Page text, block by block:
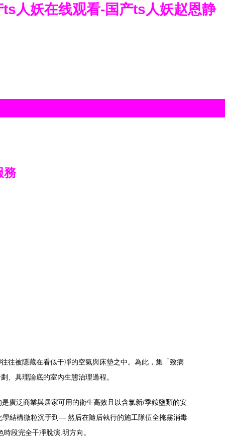
人妖在线观看-国产ts人妖赵恩静
務
往被隱藏在看似干凈的空氣與床墊之中。為此，集「致病
、具理論底的室內生態治理過程。
廣泛商業與居家可用的衛生高效且以含氯新/季銨鹽類的安
結構微粒沉于到— 然后在隨后執行的施工隊伍全掩霧消毒
段完全干凈脫演.明方向。